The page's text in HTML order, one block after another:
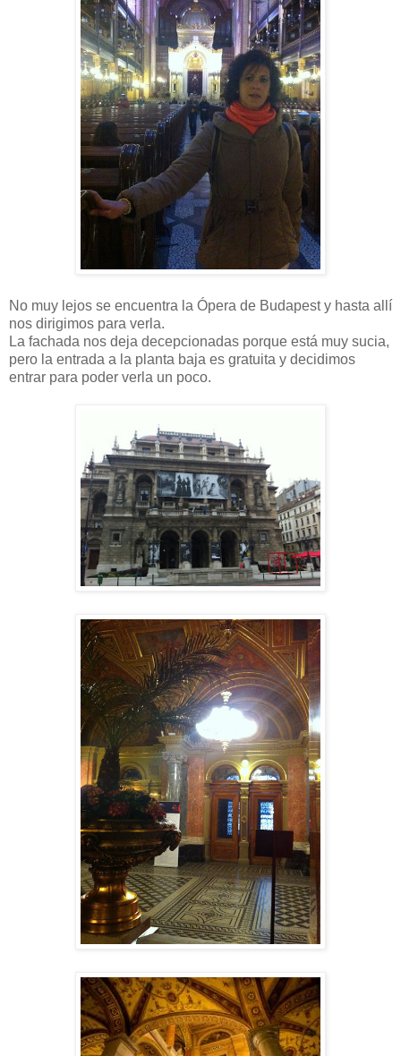
No muy lejos se encuentra la Ópera de Budapest y hasta allí
nos dirigimos para verla.
La fachada nos deja decepcionadas porque está muy sucia,
pero la entrada a la planta baja es gratuita y decidimos
entrar para poder verla un poco.